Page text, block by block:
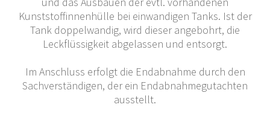
Kunststoffinnenhülle bei einwandigen Tanks. Ist der
Tank doppelwandig, wird dieser angebohrt, die
Leckflüssigkeit abgelassen und entsorgt.
Im Anschluss erfolgt die Endabnahme durch den
Sachverständigen, der ein Endabnahmegutachten
ausstellt.